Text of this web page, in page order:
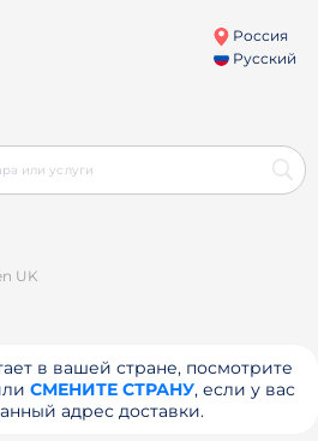
Россия
Русский
UK
в вашей стране, посмотрите
СМЕНИТЕ СТРАНУ, если у вас
адрес доставки.